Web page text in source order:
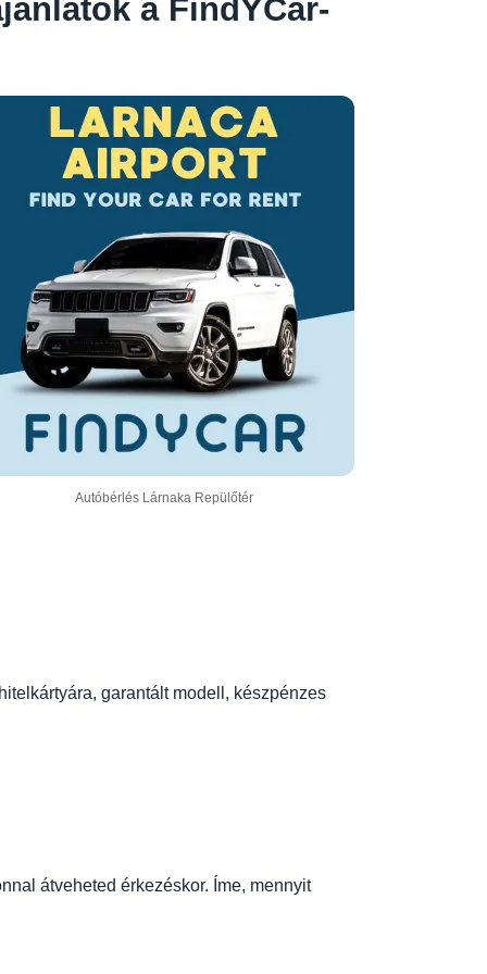
a FindYCar-
Autóbérlés Lárnaka Repülőtér
garantált modell, készpénzes
átveheted érkezéskor. Íme, mennyit